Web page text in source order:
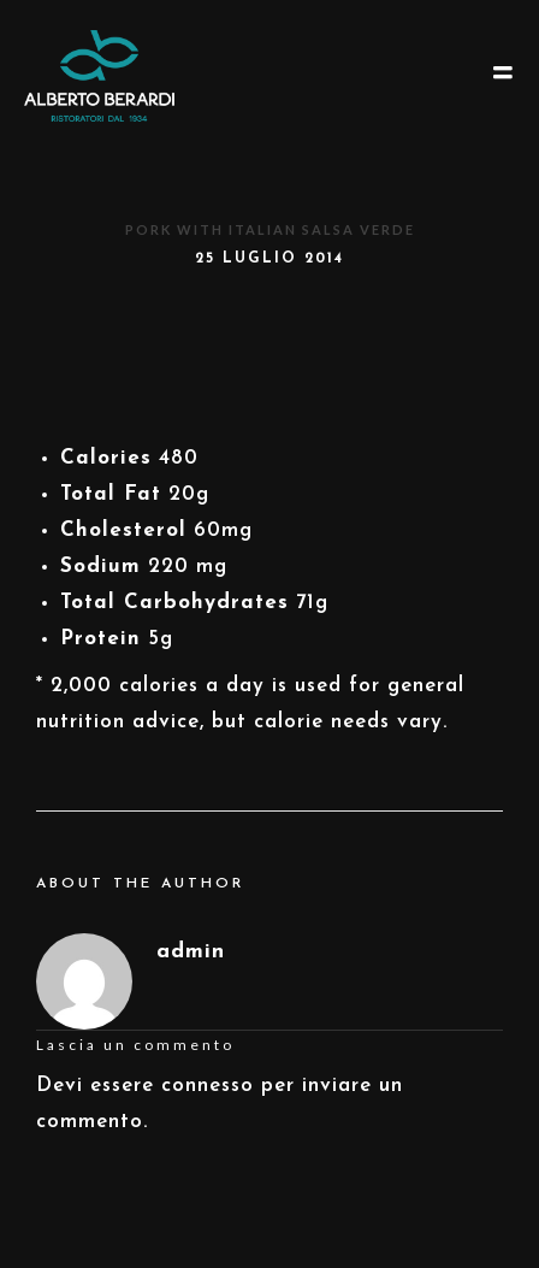
PORK WITH ITALIAN SALSA VERDE
25 LUGLIO 2014
Calories 480
Total Fat 20g
Cholesterol
60mg
Sodium 220 mg
Total Carbohydrates 71g
Protein 5g
* 2,000 calories a day is used for general
nutrition advice, but calorie needs vary.
ABOUT THE AUTHOR
admin
Lascia un commento
Devi essere connesso per inviare un
commento.